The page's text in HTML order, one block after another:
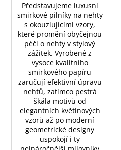
Představujeme luxusní
smirkové pilníky na nehty
s okouzlujícími vzory,
které promění obyčejnou
péči o nehty v stylový
zážitek. Vyrobené z
vysoce kvalitního
smirkového papíru
zaručují efektivní úpravu
nehtů, zatímco pestrá
škála motivů od
elegantních květinových
vzorů až po moderní
geometrické designy
uspokojí i ty